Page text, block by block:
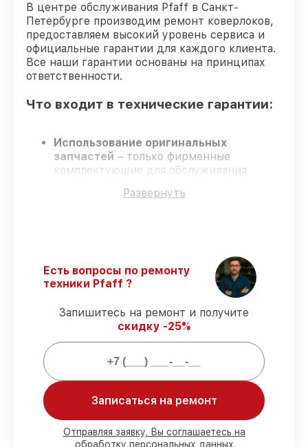
В центре обслуживания Pfaff в Санкт-
Петербурге производим ремонт коверлоков,
предоставляем высокий уровень сервиса и
официальные гарантии для каждого клиента.
Все наши гарантии основаны на принципах
ответственности.
Что входит в технические гарантии:
Использование оригинальных
запчастей – только фирменные
комплектующие для обслуживания
Квалифицированные специалисты
клиентом.
Гарантийное обслуживание – починка
проводится с соблюдением гарантийных
обязательств.
Что мы гарантируем при
обслуживании коверлоков:
починок завершаем в присутствии
заказчика
90%деталей готовы к установке,
остальные заказываются оперативно
Развернуть
Есть вопросы по ремонту
техники Pfaff ?
Запишитесь на ремонт и получите
скидку -25%
Записаться на ремонт
Отправляя заявку, Вы соглашаетесь на
обработку персональных данных